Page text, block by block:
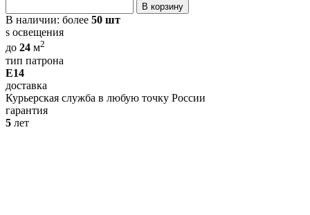
В корзину
В наличии: более 50 шт
s освещения
до 24 м2
тип патрона
E14
доставка
Курьерская служба в любую точку России
гарантия
5 лет